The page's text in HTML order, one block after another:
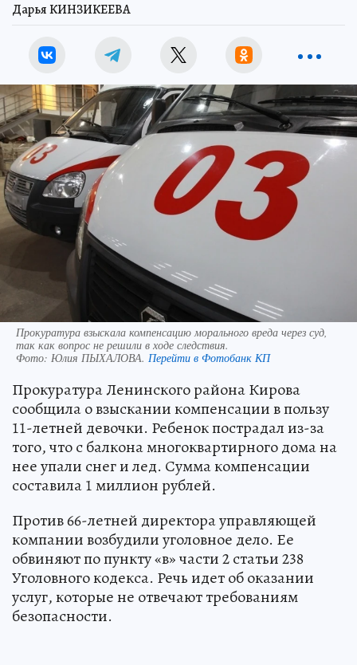
Дарья КИНЗИКЕЕВА
Прокуратура взыскала компенсацию морального вреда через суд,
так как вопрос не решили в ходе следствия.
Фото: Юлия ПЫХАЛОВА. Перейти в Фотобанк КП
Прокуратура Ленинского района Кирова
сообщила о взыскании компенсации в пользу
11-летней девочки. Ребенок пострадал из-за
того, что с балкона многоквартирного дома на
нее упали снег и лед. Сумма компенсации
составила 1 миллион рублей.
Против 66-летней директора управляющей
компании возбудили уголовное дело. Ее
обвиняют по пункту «в» части 2 статьи 238
Уголовного кодекса. Речь идет об оказании
услуг, которые не отвечают требованиям
безопасности.